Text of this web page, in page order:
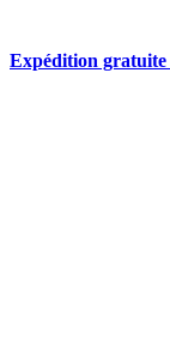
Expédition gratuite